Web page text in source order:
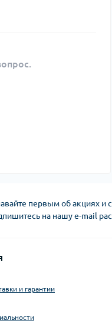
первым об акциях и
на нашу e-mail
и гарантии